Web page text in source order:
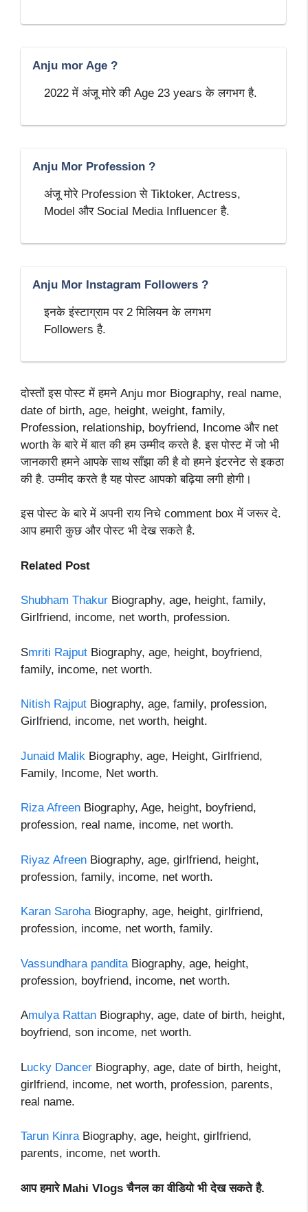
Anju mor Age ?
2022 में अंजू मोरे की Age 23 years के लगभग है.
Anju Mor Profession ?
अंजू मोरे Profession से Tiktoker, Actress,
Model और Social Media Influencer है.
Anju Mor Instagram Followers ?
इनके इंस्टाग्राम पर 2 मिलियन के लगभग
Followers है.
दोस्तों इस पोस्ट में हमने Anju mor Biography, real name,
date of birth, age, height, weight, family,
Profession, relationship, boyfriend, Income और net
worth के बारे में बात की हम उम्मीद करते है. इस पोस्ट में जो भी
जानकारी हमने आपके साथ साँझा की है वो हमने इंटरनेट से इकठा
की है. उम्मीद करते है यह पोस्ट आपको बढ़िया लगी होगी।
इस पोस्ट के बारे में अपनी राय निचे comment box में जरूर दे.
आप हमारी कुछ और पोस्ट भी देख सकते है.
Related Post
Shubham Thakur Biography, age, height, family,
Girlfriend, income, net worth, profession.
Smriti Rajput Biography, age, height, boyfriend,
family, income, net worth.
Nitish Rajput Biography, age, family, profession,
Girlfriend, income, net worth, height.
Junaid Malik Biography, age, Height, Girlfriend,
Family, Income, Net worth.
Riza Afreen Biography, Age, height, boyfriend,
profession, real name, income, net worth.
Riyaz Afreen Biography, age, girlfriend, height,
profession, family, income, net worth.
Karan Saroha Biography, age, height, girlfriend,
profession, income, net worth, family.
Vassundhara pandita Biography, age, height,
profession, boyfriend, income, net worth.
Amulya Rattan Biography, age, date of birth, height,
boyfriend, son income, net worth.
Lucky Dancer Biography, age, date of birth, height,
girlfriend, income, net worth, profession, parents,
real name.
Tarun Kinra Biography, age, height, girlfriend,
parents, income, net worth.
आप हमारे Mahi Vlogs चैनल का वीडियो भी देख सकते है.